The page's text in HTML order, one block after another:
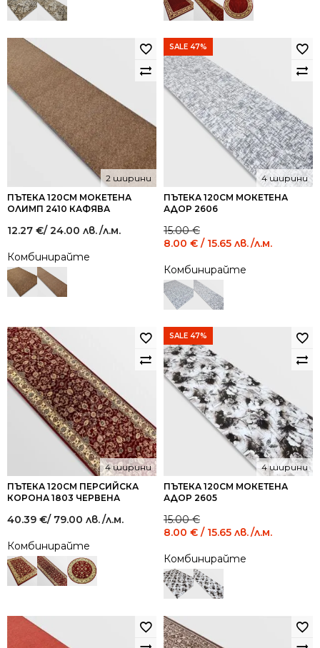
ПЪТЕКА 120СМ МОКЕТЕНА
ОЛИМП 2410 КАФЯВА
2 ширини
12.27 €/ 24.00 лв./л.м.
Комбинирайте
SALE 47%
ПЪТЕКА 120СМ МОКЕТЕНА
АДОР 2606
4 ширини
15.00€
Original
price
15.00 €
/
29.34
лв..
8.00 € / 15.65 лв.
Current
price
8.00 €
/
15.65
лв..
/л.м.
Комбинирайте
ПЪТЕКА 120СМ ПЕРСИЙСКА
КОРОНА 1803 ЧЕРВЕНА
4 ширини
40.39 €/ 79.00 лв./л.м.
Комбинирайте
SALE 47%
ПЪТЕКА 120СМ МОКЕТЕНА
АДОР 2605
4 ширини
15.00€
Original
price
15.00 €
/
29.34
лв..
8.00 € / 15.65 лв.
Current
price
8.00 €
/
15.65
лв..
/л.м.
Комбинирайте